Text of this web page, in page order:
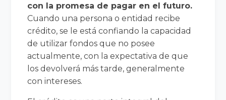
con la promesa de pagar en el futuro.
Cuando una persona o entidad recibe
crédito, se le está confiando la capacidad
de utilizar fondos que no posee
actualmente, con la expectativa de que
los devolverá más tarde, generalmente
con intereses.